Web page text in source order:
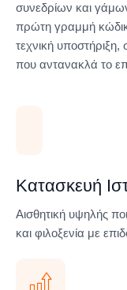
συνεδρίων και
πρώτη γραμμή
τεχνική
που αντανακλά το
Κατασκευή
Αισθητική υψηλής
και φιλοξενία με